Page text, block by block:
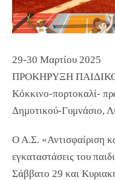
29-30 Μαρτίου 2025
ΠΡΟΚΗΡΥΞΗ
Κόκκινο-πορτοκαλί-
Δημοτικού-Γυμνάσιο,
Ο Α.Σ. «Αντισφαίριση
εγκαταστάσεις του
Σάββατο 29 και